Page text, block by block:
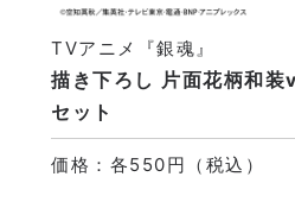
描き下ろし 片面花柄和
セット
TVアニメ『銀魂』
価格：各550円（税込）